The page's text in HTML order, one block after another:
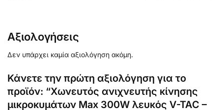
Αξιολογήσεις
Δεν υπάρχει καμία αξιολόγηση ακόμη.
Κάνετε την πρώτη αξιολόγηση για το
προϊόν: “Χωνευτός ανιχνευτής κίνησης
μικροκυμάτων Max 300W λευκός V-TAC –